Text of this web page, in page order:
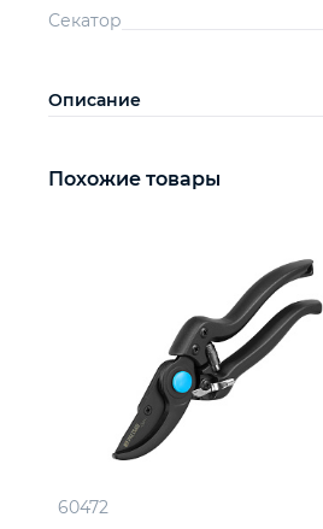
Секатор
Описание
Похожие товары
60472